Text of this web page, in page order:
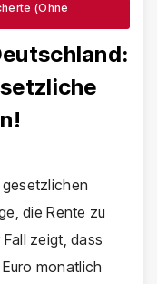
(ohne
die Rente zu
zeigt, dass
monatlich